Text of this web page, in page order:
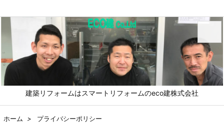
建築リフォームはスマートリフォームのeco建株式会社
メニュ
ホーム > プライバシーポリシー